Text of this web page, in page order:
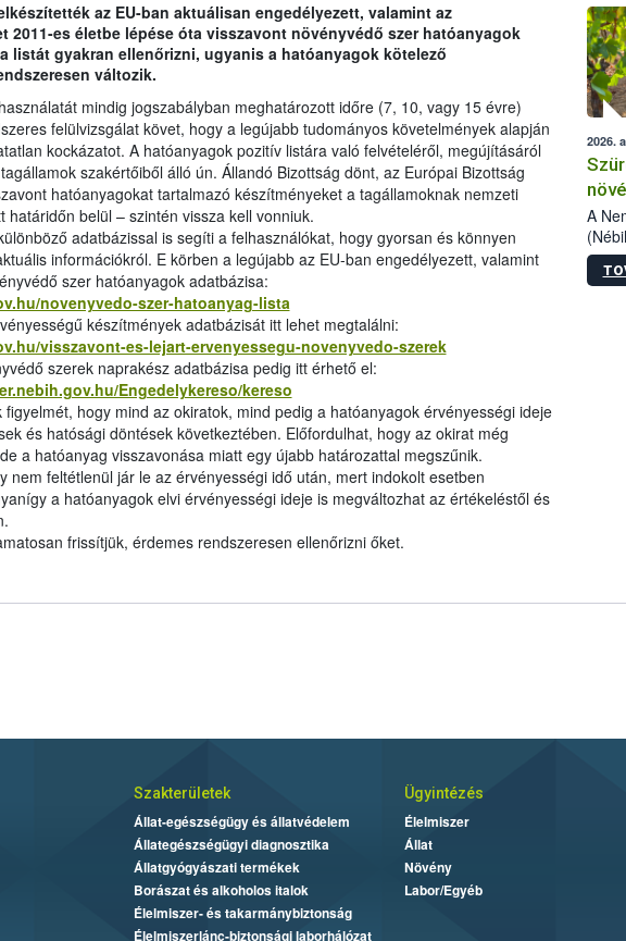
az EU-ban aktuálisan engedélyezett, valamint az
2011-es életbe lépése óta visszavont növényvédő szer hatóanyagok
listát gyakran ellenőrizni, ugyanis a hatóanyagok kötelező
változik.
mindig jogszabályban meghatározott időre (7, 10, vagy 15 évre)
felülvizsgálat követ, hogy a legújabb tudományos követelmények alapján
kockázatot. A hatóanyagok pozitív listára való felvételéről, megújításáról
szakértőiből álló ún. Állandó Bizottság dönt, az Európai Bizottság
hatóanyagokat tartalmazó készítményeket a tagállamoknak nemzeti
határidőn belül – szintén vissza kell vonniuk.
adatbázissal is segíti a felhasználókat, hogy gyorsan és könnyen
információkról. E körben a legújabb az EU-ban engedélyezett, valamint
szer hatóanyagok adatbázisa:
novenyvedo-szer-hatoanyag-lista
készítmények adatbázisát itt lehet megtalálni:
visszavont-es-lejart-ervenyessegu-novenyvedo-szerek
szerek naprakész adatbázisa pedig itt érhető el:
Engedelykereso/kereso
hogy mind az okiratok, mind pedig a hatóanyagok érvényességi ideje
és hatósági döntések következtében. Előfordulhat, hogy az okirat még
a hatóanyag visszavonása miatt egy újabb határozattal megszűnik.
nem feltétlenül jár le az érvényességi idő után, mert indokolt esetben
a hatóanyagok elvi érvényességi ideje is megváltozhat az értékeléstől és
frissítjük, érdemes rendszeresen ellenőrizni őket.
2026.
A
Szakterületek
Állat-egészségügy és állatvédelem
Állategészségügyi diagnosztika
Állatgyógyászati termékek
Borászat és alkoholos italok
Élelmiszer- és takarmánybiztonság
Élelmiszerlánc-biztonsági laborhálózat
Ügyintézés
Élelmiszer
Állat
Növény
Labor/Egyéb